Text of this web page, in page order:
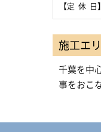
【定 休 日
施工エ
千葉を中
事をおこ